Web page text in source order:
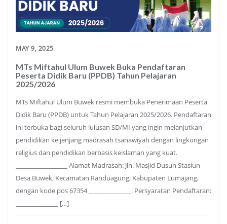
MAY 9, 2025
MTs Miftahul Ulum Buwek Buka Pendaftaran
Peserta Didik Baru (PPDB) Tahun Pelajaran
2025/2026
MTs Miftahul Ulum Buwek resmi membuka Penerimaan Peserta
Didik Baru (PPDB) untuk Tahun Pelajaran 2025/2026. Pendaftaran
ini terbuka bagi seluruh lulusan SD/MI yang ingin melanjutkan
pendidikan ke jenjang madrasah tsanawiyah dengan lingkungan
religius dan pendidikan berbasis keislaman yang kuat.
_________________ Alamat Madrasah: Jln. Masjid Dusun Stasiun
Desa Buwek, Kecamatan Randuagung, Kabupaten Lumajang,
dengan kode pos 67354 ______________. Persyaratan Pendaftaran:
______________ […]